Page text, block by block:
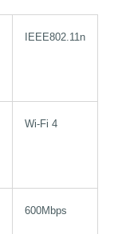
IEEE802.11n
Wi-Fi 4
600Mbps